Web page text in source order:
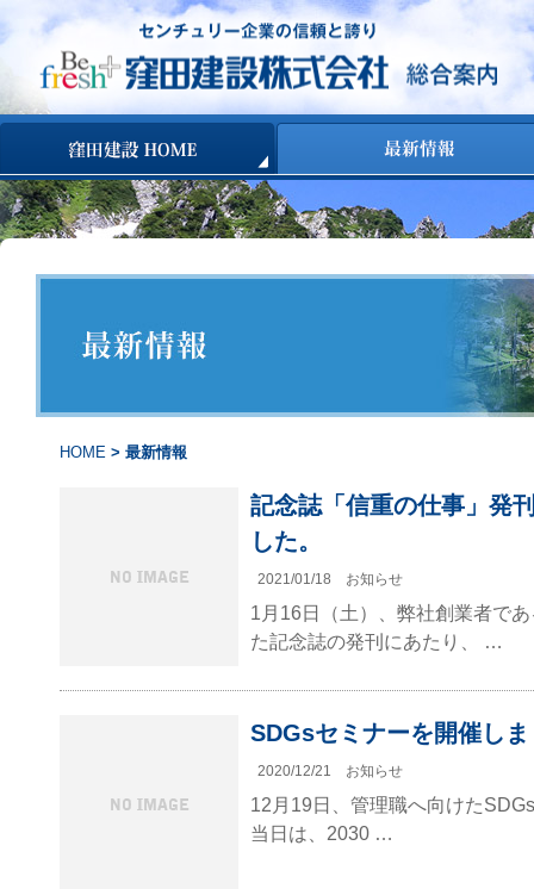
コンテンツへ移動
HOME > 最新情報
記念誌「信重の仕事」発
した。
2021/01/18 お知らせ
1月16日（土）、弊社創業者で
た記念誌の発刊にあたり、 …
SDGsセミナーを開催し
2020/12/21 お知らせ
12月19日、管理職へ向けた
当日は、2030 …